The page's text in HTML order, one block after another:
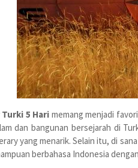
5 Hari memang menjadi
dan bangunan bersejarah di
yang menarik. Selain itu, di
berbahasa Indonesia